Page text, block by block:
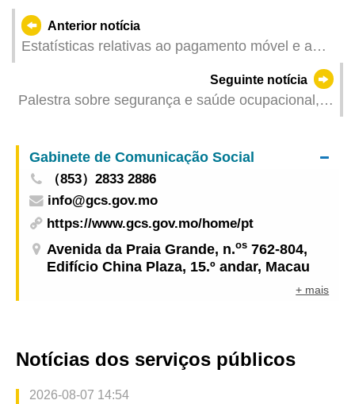
Anterior notícia
Estatísticas relativas ao pagamento móvel e a
Seguinte notícia
Palestra sobre segurança e saúde ocupacional,
Gabinete de Comunicação Social
（853）2833 2886
info@gcs.gov.mo
https://www.gcs.gov.mo/home/pt
Avenida da Praia Grande, n.os 762-804,
Edifício China Plaza, 15.º andar, Macau
+ mais
Notícias dos serviços públicos
2026-08-07 14:54